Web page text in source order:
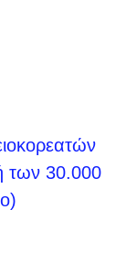
των 30.000